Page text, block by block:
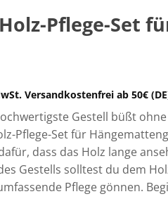
Pflege-Set
Versandkostenfrei ab 50€
Gestell büßt
Pflege-Set für
dass das Holz lange
Gestells solltest du dem
Pflege gönnen.